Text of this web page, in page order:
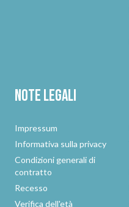
Note legali
Impressum
Informativa sulla privacy
Condizioni generali di
contratto
Recesso
Verifica dell'età